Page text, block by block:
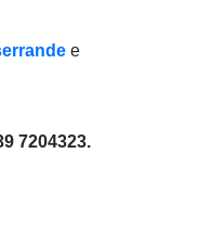
e
7204323.